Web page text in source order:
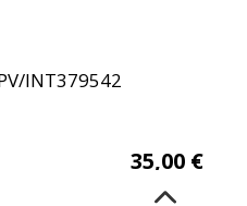
INT379542
35,00 €